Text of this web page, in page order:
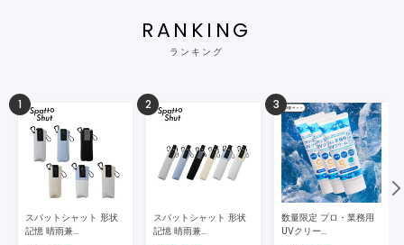
RANKING
ランキング
1
スパットシャット 形状
記憶 晴雨兼...
2
スパットシャット 形状
記憶 晴雨兼...
3
数量限定 プロ・業務用
UVクリー...